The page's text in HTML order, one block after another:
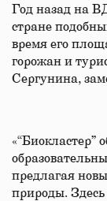
Год назад на
стране
время его
горожан и
Сергунина,
«“Биокластер”
предлагая
природы.